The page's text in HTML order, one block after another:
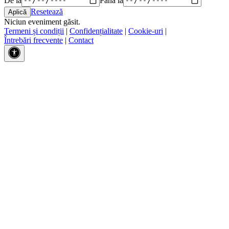
Resetează
Niciun eveniment găsit.
Termeni și condiții | Confidențialitate | Cookie-uri |
Întrebări frecvente | Contact